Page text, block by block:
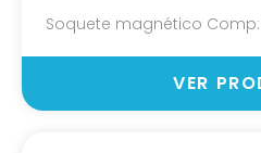
Soquete magnético Comp:
VER